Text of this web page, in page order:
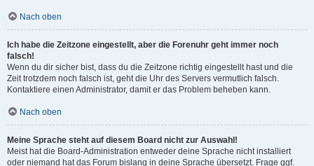
Nach oben
Ich habe die Zeitzone eingestellt, aber die Forenuhr geht immer noch
falsch!
Wenn du dir sicher bist, dass du die Zeitzone richtig eingestellt hast und die
Zeit trotzdem noch falsch ist, geht die Uhr des Servers vermutlich falsch.
Kontaktiere einen Administrator, damit er das Problem beheben kann.
Nach oben
Meine Sprache steht auf diesem Board nicht zur Auswahl!
Meist hat die Board-Administration entweder deine Sprache nicht installiert
oder niemand hat das Forum bislang in deine Sprache übersetzt. Frage ggf.